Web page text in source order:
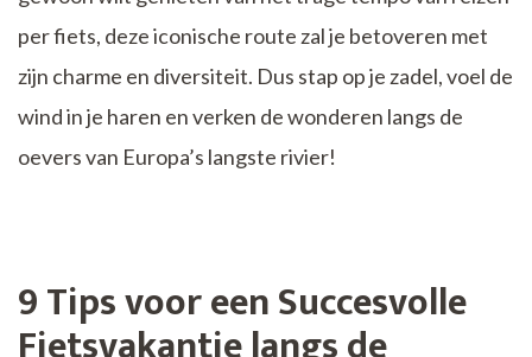
per fiets, deze iconische route zal je betoveren met
zijn charme en diversiteit. Dus stap op je zadel, voel de
wind in je haren en verken de wonderen langs de
oevers van Europa’s langste rivier!
9 Tips voor een Succesvolle